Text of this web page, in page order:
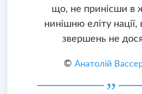
що, не принісши в
нинішню еліту
звершень не
© Анатолій